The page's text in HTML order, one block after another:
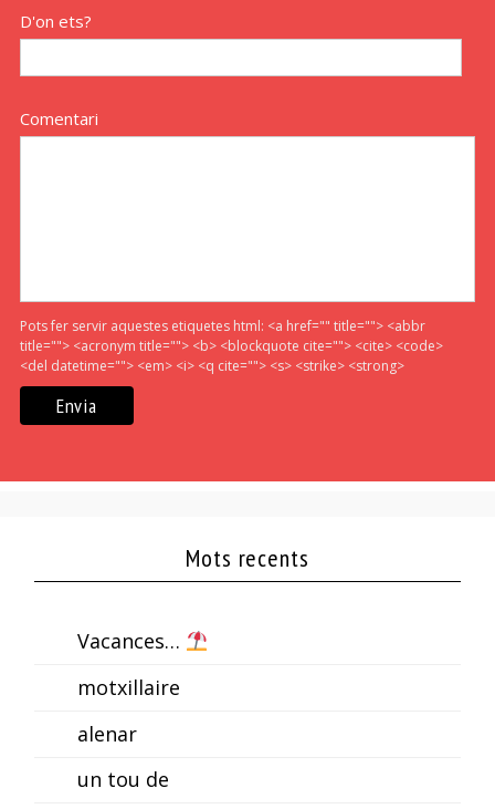
D'on ets?
Comentari
Pots fer servir aquestes etiquetes html: <a href="" title=""> <abbr
title=""> <acronym title=""> <b> <blockquote cite=""> <cite> <code>
<del datetime=""> <em> <i> <q cite=""> <s> <strike> <strong>
Mots recents
Vacances…
motxillaire
alenar
un tou de